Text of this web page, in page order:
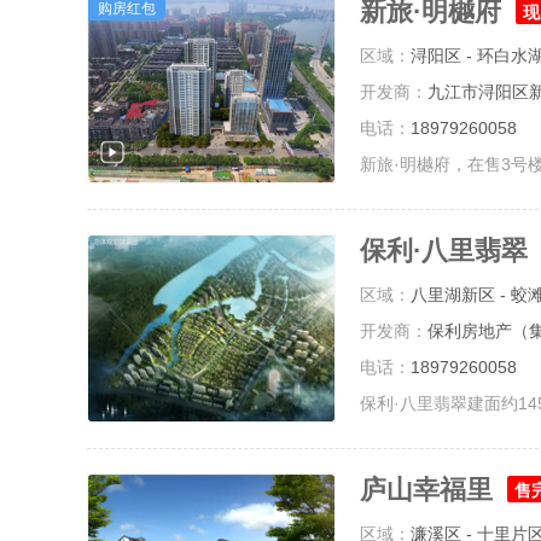
购房红包 新旅·明樾府
区域： 浔阳区 - 环白水
开发商： 九江市浔阳区
电话： 18979260058
保利·八里翡翠
区域： 八里湖新区 - 蛟
开发商： 保利房地产（
电话： 18979260058
庐山幸福里 售
区域： 濂溪区 - 十里片